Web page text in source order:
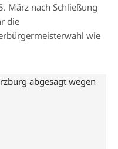
März nach Schließung
die
wie